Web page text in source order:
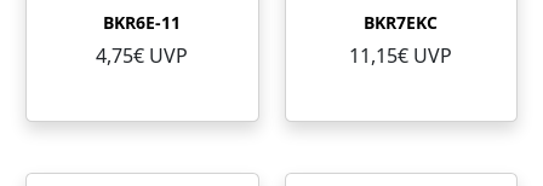
BKR6E-11
4,75€ UVP
BKR7EKC
11,15€ UVP